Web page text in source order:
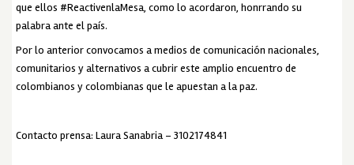
que ellos #ReactivenlaMesa, como lo acordaron, honrrando su
palabra ante el país.
Por lo anterior convocamos a medios de comunicación nacionales,
comunitarios y alternativos a cubrir este amplio encuentro de
colombianos y colombianas que le apuestan a la paz.
Contacto prensa: Laura Sanabria – 3102174841